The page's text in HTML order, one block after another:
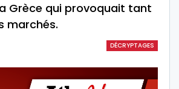
Grèce qui provoquait tant
marchés.
DÉCRYPTAGES